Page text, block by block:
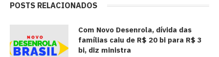
POSTS RELACIONADOS
Com Novo Desenrola, dívida das
famílias caiu de R$ 20 bi para R$ 3
bi, diz ministra